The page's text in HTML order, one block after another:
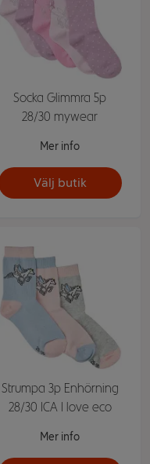
Socka Glimmra 5p
28/30 mywear
Mer info
Välj butik
Strumpa 3p Enhörning
28/30 ICA I love eco
Mer info